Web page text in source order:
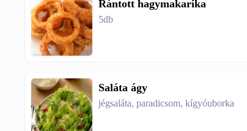
Rántott hagymakarika
5db
Saláta ágy
jégsaláta, paradicsom, kígyóuborka